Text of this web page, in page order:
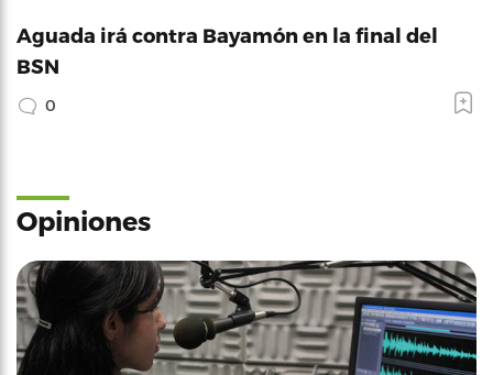
Aguada irá contra Bayamón en la final del
BSN
0
Opiniones